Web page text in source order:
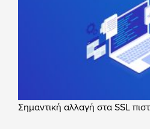
Σημαντική αλλαγή στα SSL